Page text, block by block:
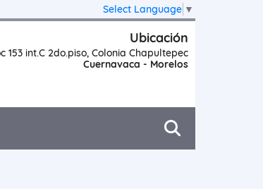
Select Language ▼
Ubicación
153 int.C 2do.piso, Colonia Chapultepec
Cuernavaca - Morelos